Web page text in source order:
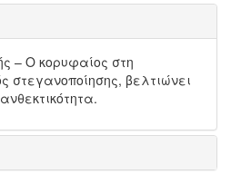
– Ο κορυφαίος στη
στεγανοποίησης, βελτιώνει